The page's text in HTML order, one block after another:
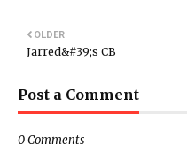
OLDER
Jarred&#39;s CB
Post a Comment
0 Comments